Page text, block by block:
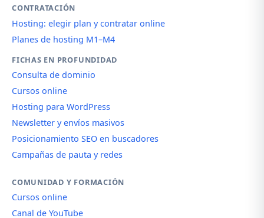
CONTRATACIÓN
Hosting: elegir plan y contratar online
Planes de hosting M1–M4
FICHAS EN PROFUNDIDAD
Consulta de dominio
Cursos online
Hosting para WordPress
Newsletter y envíos masivos
Posicionamiento SEO en buscadores
Campañas de pauta y redes
COMUNIDAD Y FORMACIÓN
Cursos online
Canal de YouTube